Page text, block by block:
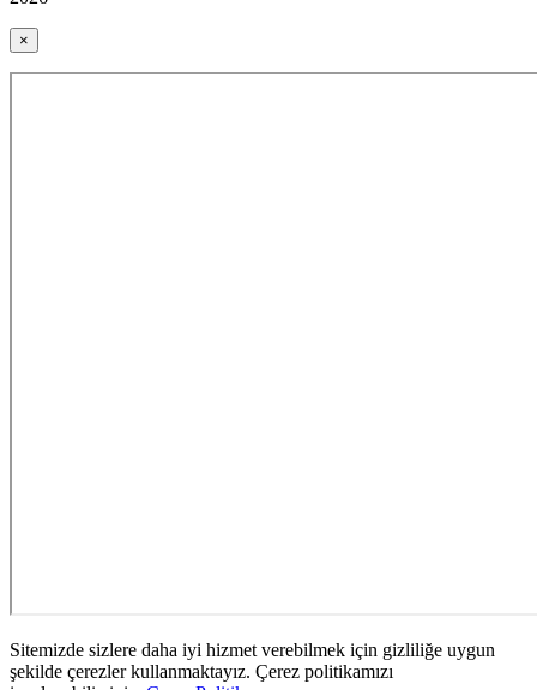
×
Sitemizde sizlere daha iyi hizmet verebilmek için gizliliğe uygun
şekilde çerezler kullanmaktayız. Çerez politikamızı